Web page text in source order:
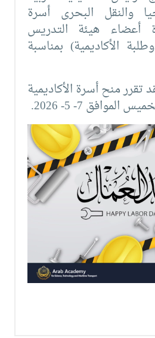
والنقل البحرى أسرة
أعضاء هيئة التدريس
الأكاديمية) بمناسبة
تقرر منح أسرة الأكاديمية
7- 5- 2026.